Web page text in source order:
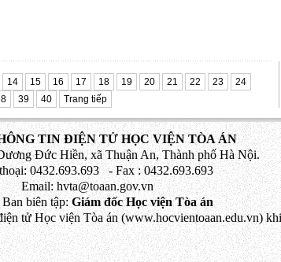
14 15 16 17 18 19 20 21 22 23
24
39 40 Trang tiếp
TIN ĐIỆN TỬ HỌC VIỆN TÒA ÁN
Đức Hiền, xã Thuận An, Thành phố Hà Nội.
0432.693.693 - Fax : 0432.693.693
Email: hvta@toaan.gov.vn
biên tập:Giám đốc Học viện Tòa án
tử Học viện Tòa án (www.hocvientoaan.edu.vn)